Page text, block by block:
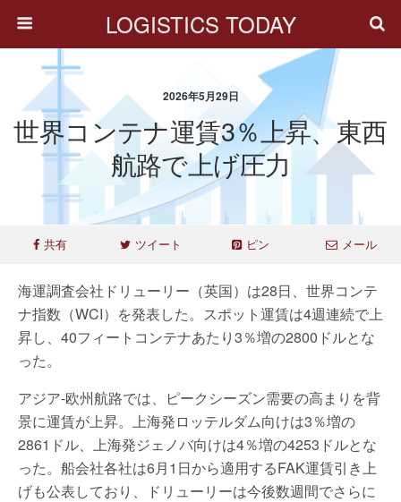
LOGISTICS TODAY
2026年5月29日
世界コンテナ運賃3％上昇、東西
航路で上げ圧力
共有 ツイート ピン メール
海運調査会社ドリューリー（英国）は28日、世界コンテ
ナ指数（WCI）を発表した。スポット運賃は4週連続で上
昇し、40フィートコンテナあたり3％増の2800ドルとな
った。
アジア-欧州航路では、ピークシーズン需要の高まりを背
景に運賃が上昇。上海発ロッテルダム向けは3％増の
2861ドル、上海発ジェノバ向けは4％増の4253ドルとな
った。船会社各社は6月1日から適用するFAK運賃引き上
げも公表しており、ドリューリーは今後数週間でさらに